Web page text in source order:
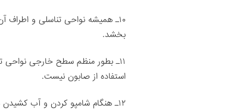
۱۰ـ همیشه نواحی تناسلی و
بخشد.
۱۱ـ بطور منظم سطح خارجی نواحی
استفاده از صابون نیست.
۱۲ـ هنگام شامپو کردن و آب